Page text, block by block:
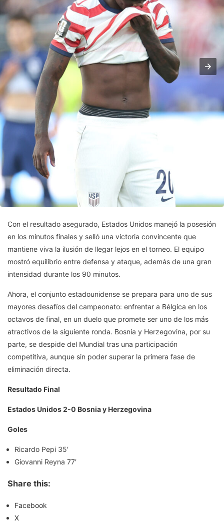
Con el resultado asegurado, Estados Unidos manejó la posesión
en los minutos finales y selló una victoria convincente que
mantiene viva la ilusión de llegar lejos en el torneo. El equipo
mostró equilibrio entre defensa y ataque, además de una gran
intensidad durante los 90 minutos.
Ahora, el conjunto estadounidense se prepara para uno de sus
mayores desafíos del campeonato: enfrentar a Bélgica en los
octavos de final, en un duelo que promete ser uno de los más
atractivos de la siguiente ronda. Bosnia y Herzegovina, por su
parte, se despide del Mundial tras una participación
competitiva, aunque sin poder superar la primera fase de
eliminación directa.
Resultado Final
Estados Unidos 2-0 Bosnia y Herzegovina
Goles
Ricardo Pepi 35′
Giovanni Reyna 77′
Share this:
Facebook
X